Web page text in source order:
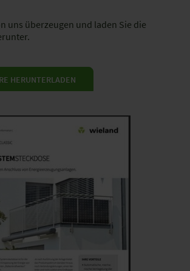
uns überzeugen und laden Sie die
HERUNTERLADEN